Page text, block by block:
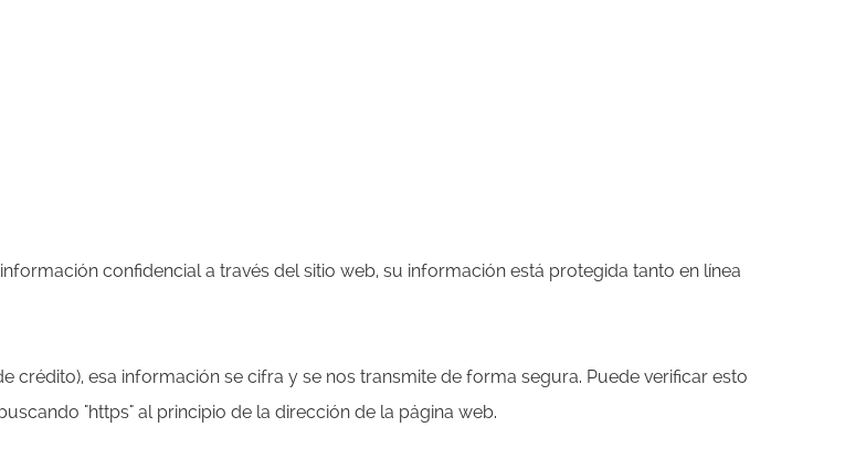
confidencial a través del sitio web, su información está protegida tanto en línea
esa información se cifra y se nos transmite de forma segura. Puede verificar esto
"https" al principio de la dirección de la página web.